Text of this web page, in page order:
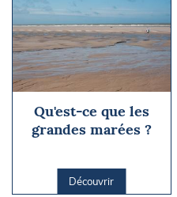
Qu'est-ce que les
grandes marées ?
Découvrir